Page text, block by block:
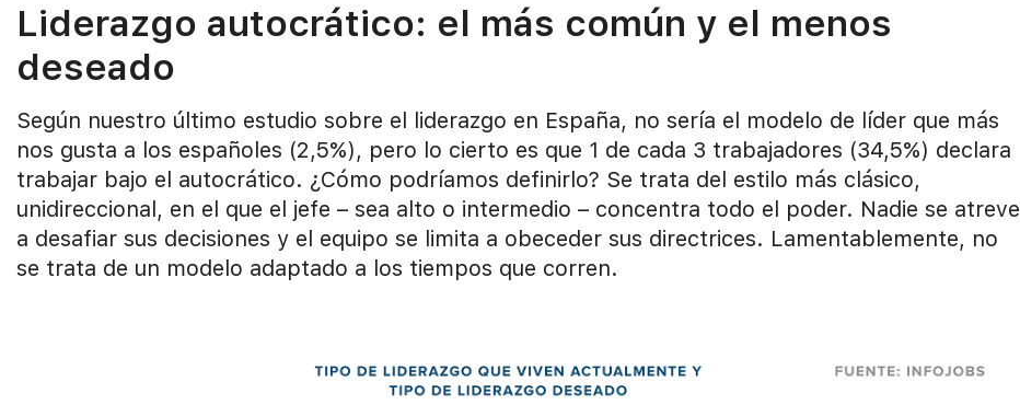
Liderazgo autocrático: el más común y el menos
deseado
Según nuestro último estudio sobre el liderazgo en España, no sería el modelo de líder que más
nos gusta a los españoles (2,5%), pero lo cierto es que 1 de cada 3 trabajadores (34,5%) declara
trabajar bajo el autocrático. ¿Cómo podríamos definirlo? Se trata del estilo más clásico,
unidireccional, en el que el jefe – sea alto o intermedio – concentra todo el poder. Nadie se atreve
a desafiar sus decisiones y el equipo se limita a obeceder sus directrices. Lamentablemente, no
se trata de un modelo adaptado a los tiempos que corren.